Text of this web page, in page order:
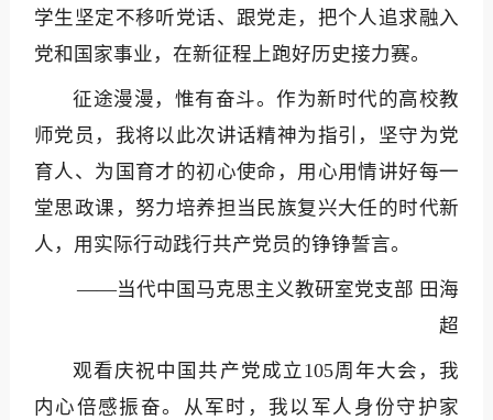
学生坚定不移听党话、跟党走，把个人追求融入
党和国家事业，在新征程上跑好历史接力赛。
征途漫漫，惟有奋斗。作为新时代的高校教
师党员，我将以此次讲话精神为指引，坚守为党
育人、为国育才的初心使命，用心用情讲好每一
堂思政课，努力培养担当民族复兴大任的时代新
人，用实际行动践行共产党员的铮铮誓言。
——当代中国马克思主义教研室党支部 田海
超
观看庆祝中国共产党成立105周年大会，我
内心倍感振奋。从军时，我以军人身份守护家